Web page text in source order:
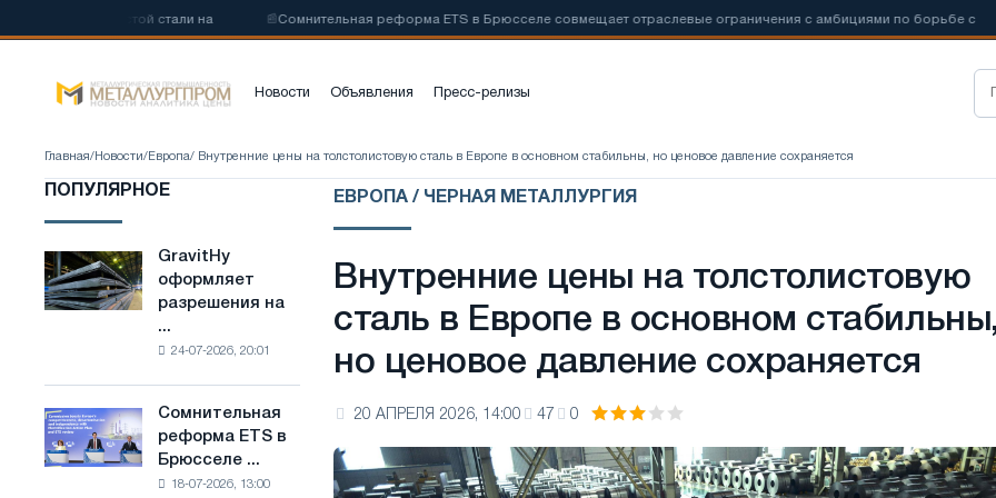
стали на 📰Сомнительная реформа ETS в Брюсселе совмещает отраслевые ограничения с амбициями по борьбе с 📰
Новости Объявления Пресс-релизы
Главная/ Новости/ Европа/ Внутренние цены на толстолистовую сталь в Европе в основном стабильны, но ценовое давление сохраняется
ПОПУЛЯРНОЕ
GravitHy
оформляет
разрешения
строительство
производству
низкоуглеродистой
GravitHy
оформляет
разрешения на
...
24-07-2026, 20:01
Сомнительная
реформа
ETS
Сомнительная
реформа ETS в
Брюсселе ...
18-07-2026, 13:00
ЕВРОПА / ЧЕРНАЯ МЕТАЛЛУРГИЯ
Внутренние цены на толстолистовую
сталь в Европе в основном стабильны,
но ценовое давление сохраняется
20 АПРЕЛЯ 2026, 14:00 47 0